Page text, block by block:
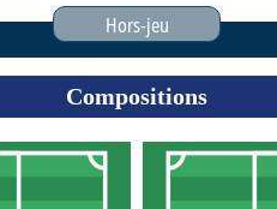
Hors-jeu
Compositions